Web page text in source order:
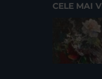
CELE MAI